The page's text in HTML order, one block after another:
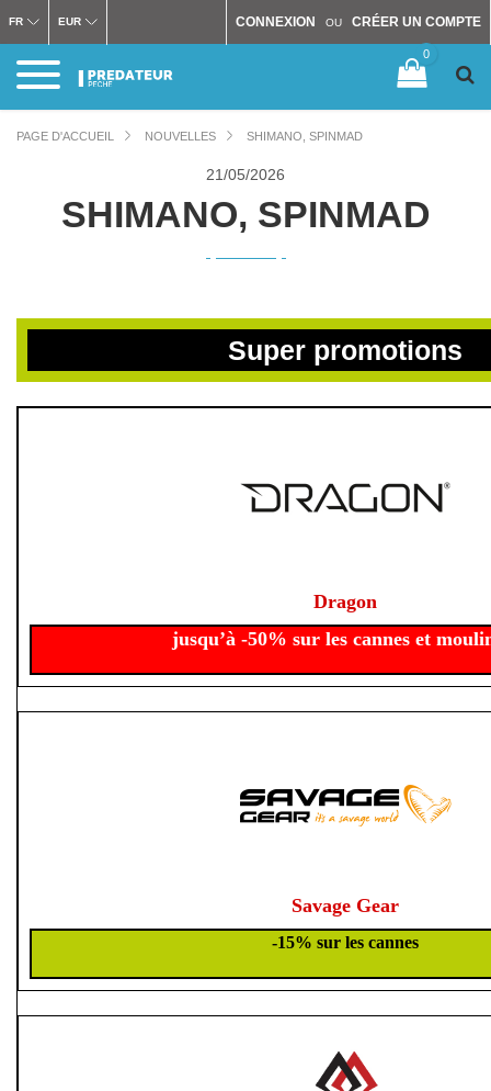
CONNEXION OU CRÉER UN COMPTE
FR EUR
0
PAGE D'ACCUEIL NOUVELLES SHIMANO, SPINMAD
21/05/2026
SHIMANO, SPINMAD
Super promotions
Dragon
jusqu’à -50% sur les cannes et
Savage Gear
-15% sur les cannes